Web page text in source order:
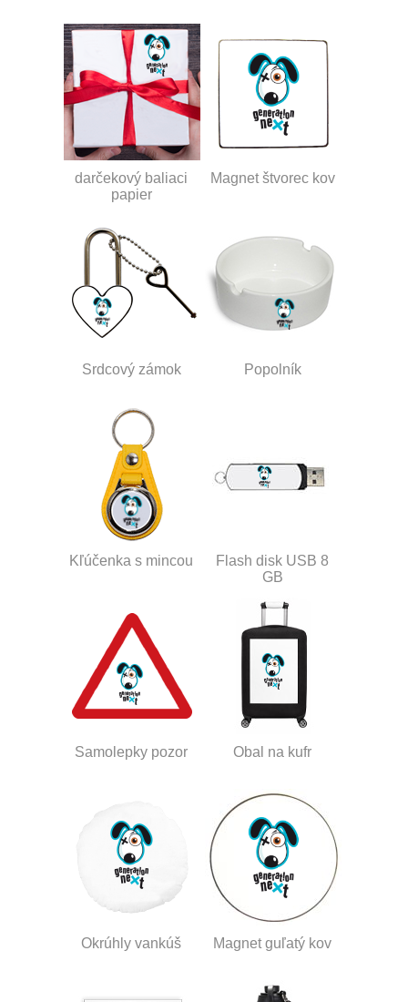
darčekový baliaci
papier
Magnet štvorec kov
Srdcový zámok Popolník
Kľúčenka s mincou
Flash disk USB 8
GB
Samolepky pozor Obal na kufr
Okrúhly vankúš Magnet guľatý kov